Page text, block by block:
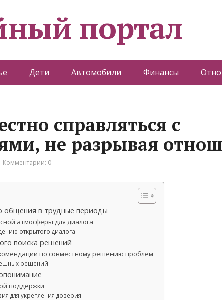
портал
Дети Автомобили Финансы
справляться с
не разрывая
Комментарии: 0
общения в трудные периоды
атмосферы для диалога
открытого диалога:
поиска решений
по совместному решению проблем
решений
поддержки
для укрепления доверия: